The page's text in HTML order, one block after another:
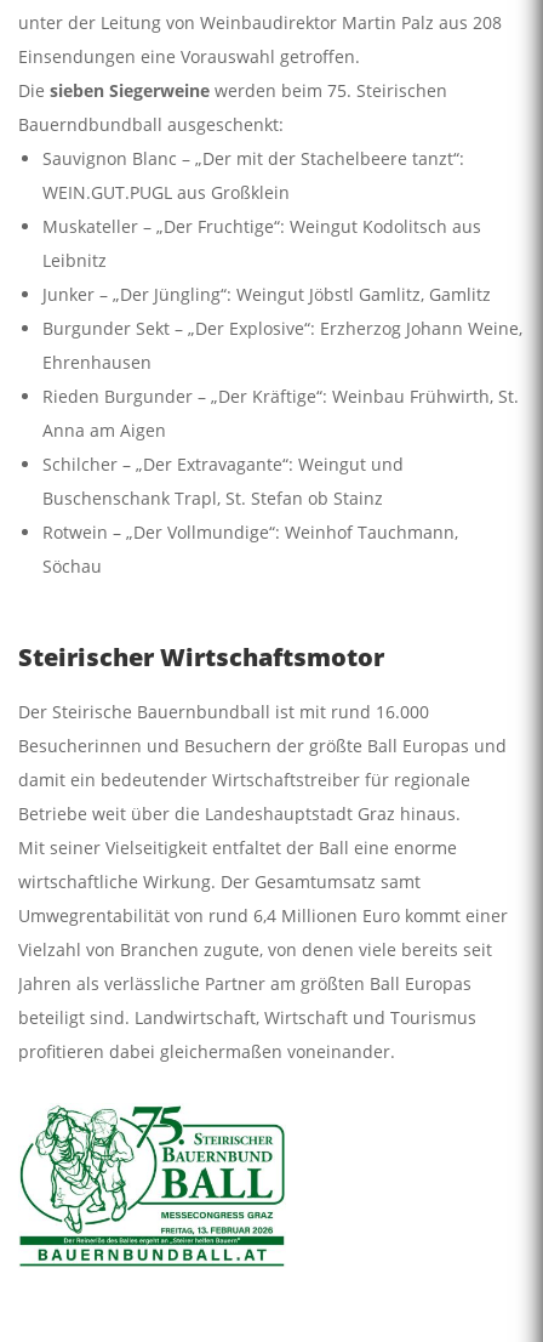
unter der Leitung von Weinbaudirektor Martin Palz aus 208
Einsendungen eine Vorauswahl getroffen.
Die sieben Siegerweine werden beim 75. Steirischen
Bauerndbundball ausgeschenkt:
Sauvignon Blanc – „Der mit der Stachelbeere tanzt“:
WEIN.GUT.PUGL aus Großklein
Muskateller – „Der Fruchtige“: Weingut Kodolitsch aus
Leibnitz
Junker – „Der Jüngling“: Weingut Jöbstl Gamlitz, Gamlitz
Burgunder Sekt – „Der Explosive“: Erzherzog Johann Weine,
Ehrenhausen
Rieden Burgunder – „Der Kräftige“: Weinbau Frühwirth, St.
Anna am Aigen
Schilcher – „Der Extravagante“: Weingut und
Buschenschank Trapl, St. Stefan ob Stainz
Rotwein – „Der Vollmundige“: Weinhof Tauchmann,
Söchau
Steirischer Wirtschaftsmotor
Der Steirische Bauernbundball ist mit rund 16.000
Besucherinnen und Besuchern der größte Ball Europas und
damit ein bedeutender Wirtschaftstreiber für regionale
Betriebe weit über die Landeshauptstadt Graz hinaus.
Mit seiner Vielseitigkeit entfaltet der Ball eine enorme
wirtschaftliche Wirkung. Der Gesamtumsatz samt
Umwegrentabilität von rund 6,4 Millionen Euro kommt einer
Vielzahl von Branchen zugute, von denen viele bereits seit
Jahren als verlässliche Partner am größten Ball Europas
beteiligt sind. Landwirtschaft, Wirtschaft und Tourismus
profitieren dabei gleichermaßen voneinander.